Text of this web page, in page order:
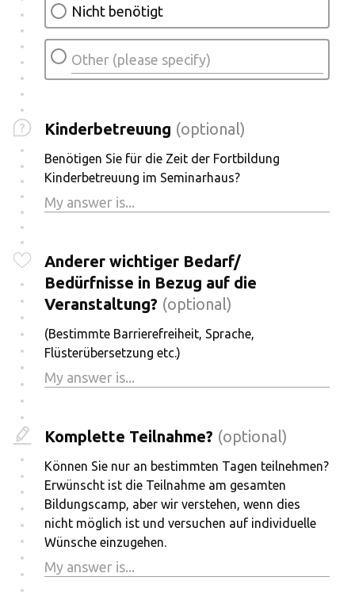
Nicht benötigt
Kinderbetreuung (optional)
Benötigen Sie für die Zeit der Fortbildung
Kinderbetreuung im Seminarhaus?
Anderer wichtiger Bedarf/
Bedürfnisse in Bezug auf die
Veranstaltung? (optional)
(Bestimmte Barrierefreiheit, Sprache,
Flüsterübersetzung etc.)
Komplette Teilnahme? (optional)
Können Sie nur an bestimmten Tagen teilnehmen?
Erwünscht ist die Teilnahme am gesamten
Bildungscamp, aber wir verstehen, wenn dies
nicht möglich ist und versuchen auf individuelle
Wünsche einzugehen.